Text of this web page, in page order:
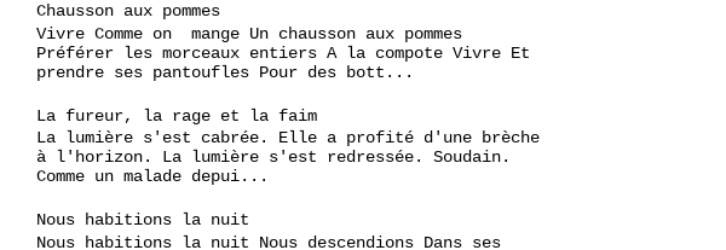
Chausson aux pommes
Vivre Comme on mange Un chausson aux pommes
Préférer les morceaux entiers A la compote Vivre Et
prendre ses pantoufles Pour des bott...
La fureur, la rage et la faim
La lumière s'est cabrée. Elle a profité d'une brèche
à l'horizon. La lumière s'est redressée. Soudain.
Comme un malade depui...
Nous habitions la nuit
Nous habitions la nuit Nous descendions Dans ses